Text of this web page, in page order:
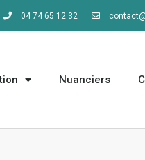
04 74 65 12 32
Nuanciers